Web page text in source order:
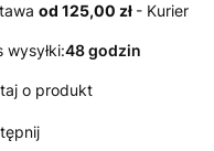
od 125,00 zł - Kurier
wysyłki:48 godzin
o produkt